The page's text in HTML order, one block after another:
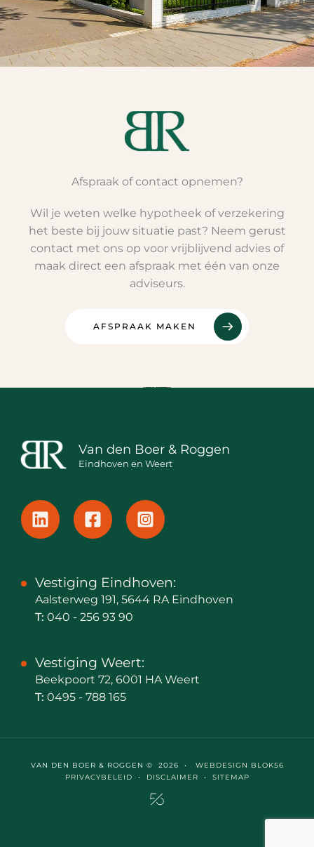
Afspraak of contact opnemen?
Wil je weten welke hypotheek of verzekering
het beste bij jouw situatie past? Neem gerust
contact met ons op voor vrijblijvend advies of
maak direct een afspraak met één van onze
adviseurs.
AFSPRAAK MAKEN
Van den Boer & Roggen
Eindhoven en Weert
Vestiging Eindhoven:
Aalsterweg 191, 5644 RA Eindhoven
T: 040 - 256 93 90
Vestiging Weert:
Beekpoort 72, 6001 HA Weert
T: 0495 - 788 165
VAN DEN BOER & ROGGEN © 2026 •
WEBDESIGN BLOK56
PRIVACYBELEID • DISCLAIMER • SITEMAP